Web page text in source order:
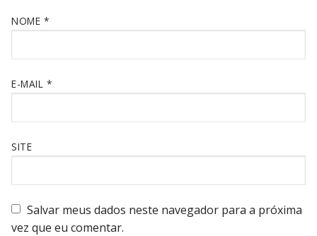
NOME *
E-MAIL *
SITE
Salvar meus dados neste navegador para a próxima
vez que eu comentar.